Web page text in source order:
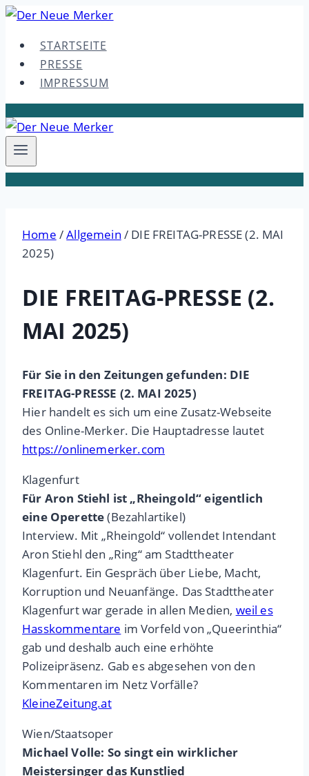
Skip
contentSTARTSEITE
PRESSE
IMPRESSUM
Home /Allgemein / DIE FREITAG-PRESSE (2. MAI
2025)
DIE FREITAG-PRESSE (2.
MAI 2025)
Für Sie in den Zeitungen gefunden: DIE
FREITAG-PRESSE (2. MAI 2025)
Hier handelt es sich um eine Zusatz-Webseite
des Online-Merker. Die Hauptadresse lautet
https://onlinemerker.com
Klagenfurt
Für Aron Stiehl ist „Rheingold“ eigentlich
eine Operette(Bezahlartikel)
Interview. Mit „Rheingold“ vollendet Intendant
Aron Stiehl den „Ring“ am Stadttheater
Klagenfurt. Ein Gespräch über Liebe, Macht,
Korruption und Neuanfänge. Das Stadttheater
Klagenfurt war gerade in allen Medien, weil es
Hasskommentare im Vorfeld von „Queerinthia“
gab und deshalb auch eine erhöhte
Polizeipräsenz. Gab es abgesehen von den
Kommentaren im Netz Vorfälle?
KleineZeitung.at
Wien/Staatsoper
Michael Volle: So singt ein wirklicher
Meistersinger das Kunstlied